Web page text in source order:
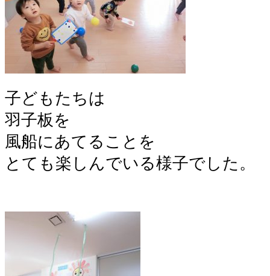
子どもたちは
羽子板を
風船にあてることを
とても楽しんでいる様子でした。